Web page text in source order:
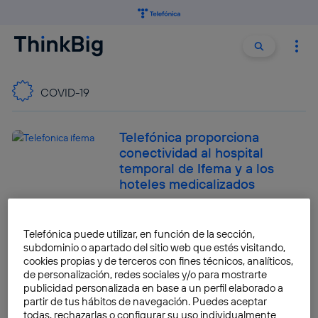
Buscar
COVID-19
Telefónica proporciona
conectividad al hospital
temporal de Ifema y a los
hoteles medicalizados
Los consejos de los
astronautas de la NASA para
sobrellevar la cuarentena
Javier Menéndez Sánchez
Telefónica puede utilizar, en función de la sección,
subdominio o apartado del sitio web que estés visitando,
cookies propias y de terceros con fines técnicos, analíticos,
de personalización, redes sociales y/o para mostrarte
publicidad personalizada en base a un perfil elaborado a
partir de tus hábitos de navegación. Puedes aceptar
todas, rechazarlas o configurar su uso individualmente